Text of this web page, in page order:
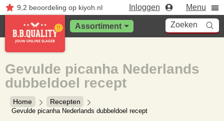
9,2 beoordelingop kiyoh.nl Inloggen Menu
Assortiment Zoeken
Home Recepten
Gevulde picanha Nederlands dubbeldoel recept
Gevulde picanha Nederlands
dubbeldoel recept